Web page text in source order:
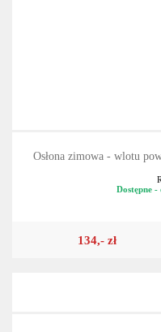
Osłona zimowa - wlotu
Dostępne
134,- zł